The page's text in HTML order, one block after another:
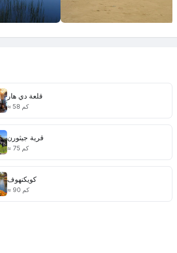
قلعة دي هار
≈ 58 كم
قرية جيثورن
≈ 75 كم
كويكنهوف
≈ 90 كم